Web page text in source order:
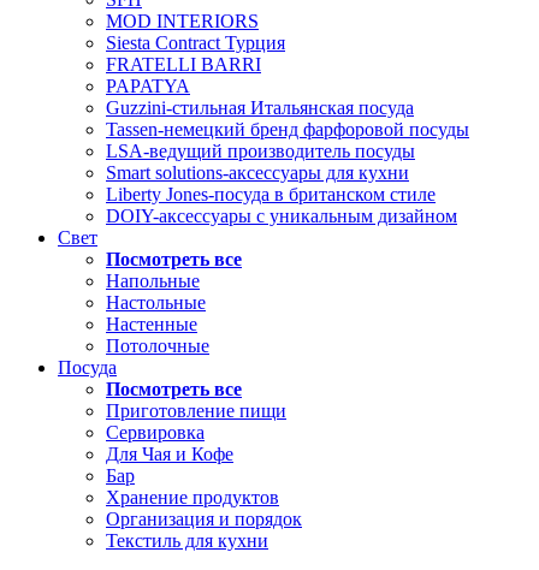
MOD INTERIORS
Siesta Contract Турция
FRATELLI BARRI
PAPATYA
Guzzini-стильная Итальянская посуда
Tassen-немецкий бренд фарфоровой посуды
LSA-ведущий производитель посуды
Smart solutions-аксессуары для кухни
Liberty Jones-посуда в британском стиле
DOIY-аксессуары с уникальным дизайном
Свет
Посмотреть все
Напольные
Настольные
Настенные
Потолочные
Посуда
Посмотреть все
Приготовление пищи
Сервировка
Для Чая и Кофе
Бар
Хранение продуктов
Организация и порядок
Текстиль для кухни